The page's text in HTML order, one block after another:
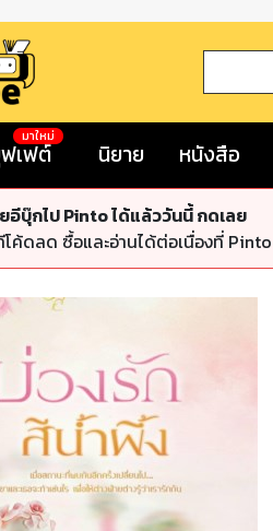
เฟต์
มาใหม่
นิยาย หนังสือ
อีบุ๊กไป Pinto ได้แล้ววันนี้ กดเลย
ค้ดลด ซื้อและอ่านได้ต่อเนื่องที่ Pinto